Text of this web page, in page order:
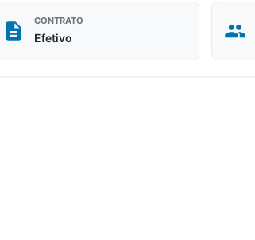
CONTRATO
Efetivo